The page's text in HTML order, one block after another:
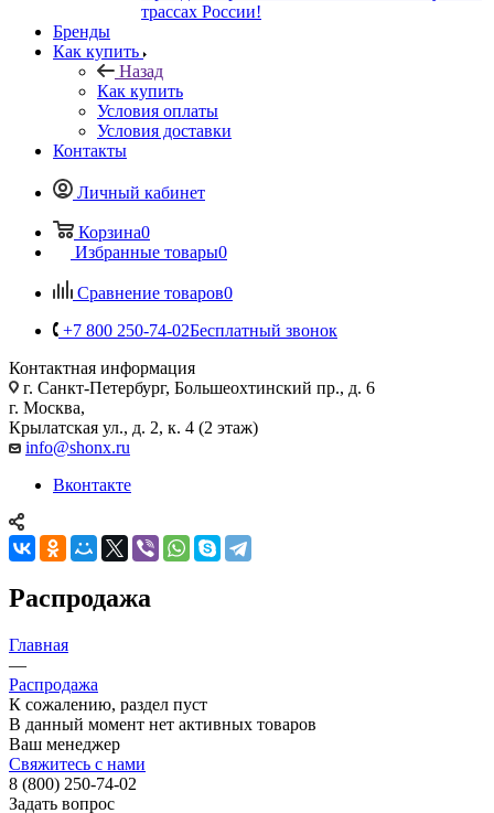
трассах России!
Бренды
Как купить
Назад
Как купить
Условия оплаты
Условия доставки
Контакты
Личный кабинет
Корзина0
Избранные товары0
Сравнение товаров0
+7 800 250-74-02Бесплатный звонок
Контактная информация
г. Санкт-Петербург, Большеохтинский пр., д. 6
г. Москва,
Крылатская ул., д. 2, к. 4 (2 этаж)
info@shonx.ru
Вконтакте
Распродажа
Главная
—
Распродажа
К сожалению, раздел пуст
В данный момент нет активных товаров
Ваш менеджер
Свяжитесь с нами
8 (800) 250-74-02
Задать вопрос